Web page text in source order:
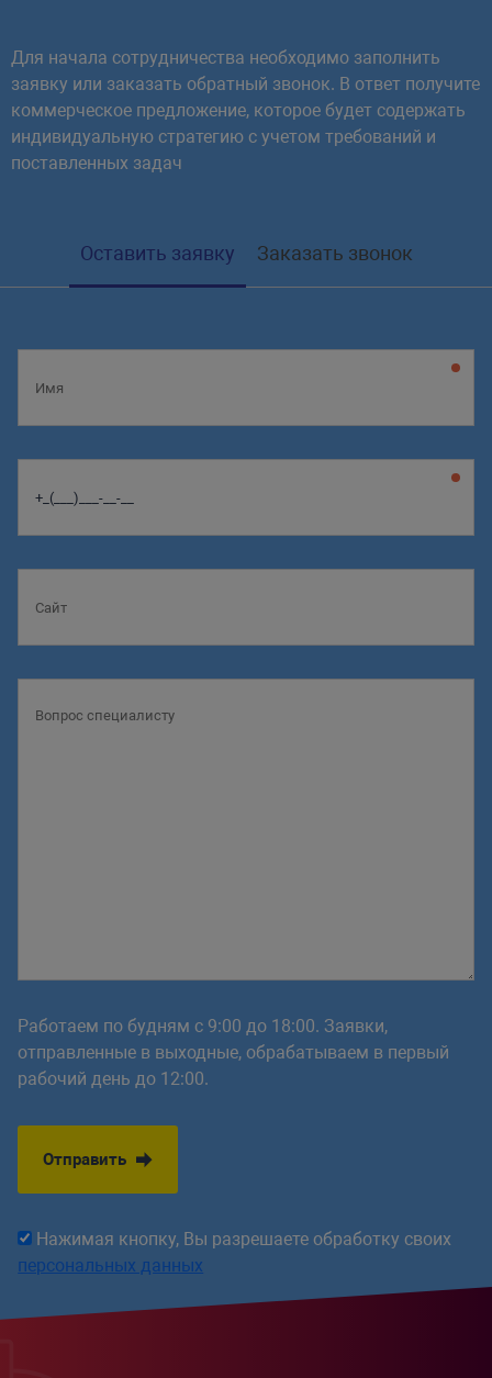
Для начала сотрудничества необходимо заполнить
заявку или заказать обратный звонок. В ответ получите
коммерческое предложение, которое будет содержать
индивидуальную стратегию с учетом требований и
поставленных задач
Оставить заявку Заказать звонок
Работаем по будням с 9:00 до 18:00. Заявки,
отправленные в выходные, обрабатываем в первый
рабочий день до 12:00.
Отправить
Нажимая кнопку, Вы разрешаете обработку своих
персональных данных